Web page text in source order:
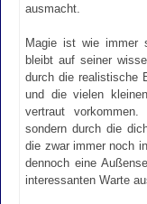
ausmacht.
Magie ist wie immer
bleibt auf seiner
durch die realistische
und die vielen
vertraut
sondern durch die
die zwar immer noch
dennoch eine
interessanten Warte